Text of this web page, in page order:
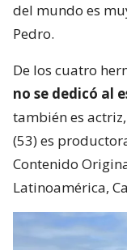
del mundo es
Pedro.
De los cuatro
no se dedicó al
también es
(53) es
Contenido
Latinoamérica,